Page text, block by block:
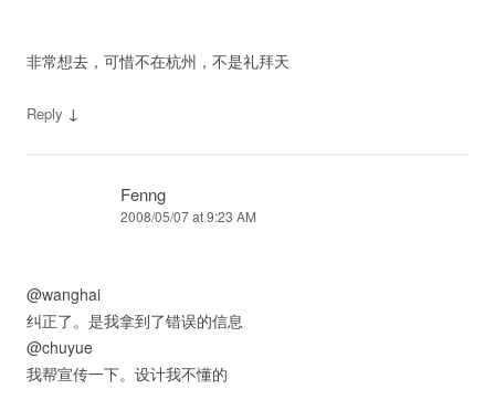
非常想去，可惜不在杭州，不是礼拜天
Reply ↓
Fenng
2008/05/07 at 9:23 AM
@wanghai
纠正了。是我拿到了错误的信息
@chuyue
我帮宣传一下。设计我不懂的